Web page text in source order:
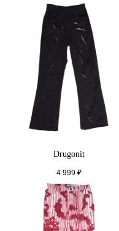
Drugonit
4 999 ₽